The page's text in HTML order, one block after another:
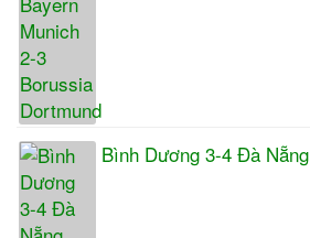
Bình Dương 3-4 Đà Nẵng